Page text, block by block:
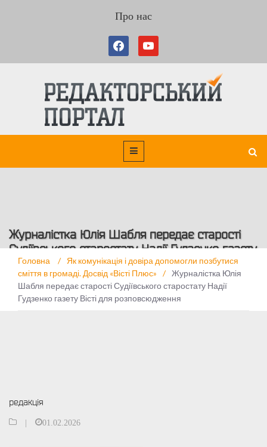
Про нас
Журналістка Юлія Шабля передає старості
Судіївського старостату Надії Гудзенко газету
Вісті для розповсюдження
Головна /
Як комунікація і довіра допомогли позбутися
сміття в громаді. Досвід «Вісті Плюс»
/ Журналістка Юлія
Шабля передає старості Судіївського старостату Надії
Гудзенко газету Вісті для розповсюдження
редакція
01.02.2026